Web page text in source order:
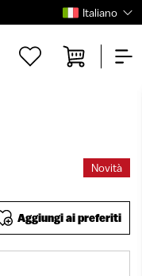
Italiano
Novità
Aggiungi ai preferiti